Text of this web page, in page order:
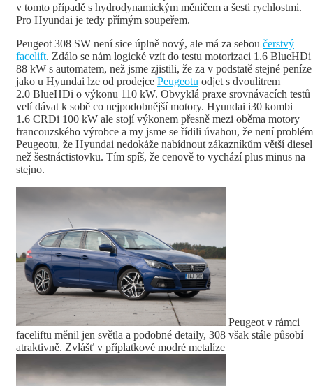
v tomto případě s hydrodynamickým měničem a šesti rychlostmi.
Pro Hyundai je tedy přímým soupeřem.
Peugeot 308 SW není sice úplně nový, ale má za sebou čerstvý
facelift. Zdálo se nám logické vzít do testu motorizaci 1.6 BlueHDi
88 kW s automatem, než jsme zjistili, že za v podstatě stejné peníze
jako u Hyundai lze od prodejce Peugeotu odjet s dvoulitrem
2.0 BlueHDi o výkonu 110 kW. Obvyklá praxe srovnávacích testů
velí dávat k sobě co nejpodobnější motory. Hyundai i30 kombi
1.6 CRDi 100 kW ale stojí výkonem přesně mezi oběma motory
francouzského výrobce a my jsme se řídili úvahou, že není problém
Peugeotu, že Hyundai nedokáže nabídnout zákazníkům větší diesel
než šestnáctistovku. Tím spíš, že cenově to vychází plus minus na
stejno.
Peugeot v rámci
faceliftu měnil jen světla a podobné detaily, 308 však stále působí
atraktivně. Zvlášť v příplatkové modré metalíze